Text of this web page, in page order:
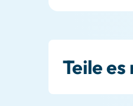
Teile